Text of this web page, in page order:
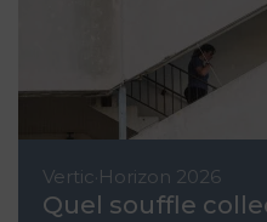
Vertic·Horizon 2026
Quel souffle